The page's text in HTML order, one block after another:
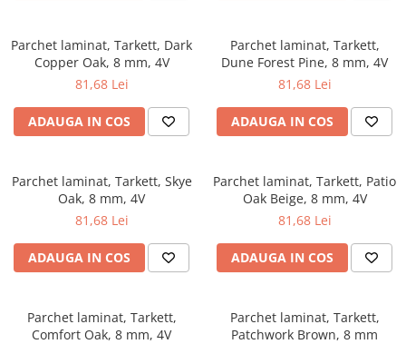
Parchet laminat, Tarkett, Dark
Copper Oak, 8 mm, 4V
81,68 Lei
ADAUGA IN COS
Parchet laminat, Tarkett,
Dune Forest Pine, 8 mm, 4V
81,68 Lei
ADAUGA IN COS
Parchet laminat, Tarkett, Skye
Oak, 8 mm, 4V
81,68 Lei
ADAUGA IN COS
Parchet laminat, Tarkett, Patio
Oak Beige, 8 mm, 4V
81,68 Lei
ADAUGA IN COS
Parchet laminat, Tarkett,
Comfort Oak, 8 mm, 4V
Parchet laminat, Tarkett,
Patchwork Brown, 8 mm